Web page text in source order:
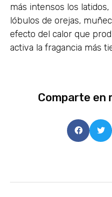
más intensos los
lóbulos de orejas,
efecto del calor que
activa la fragancia más
Comparte en